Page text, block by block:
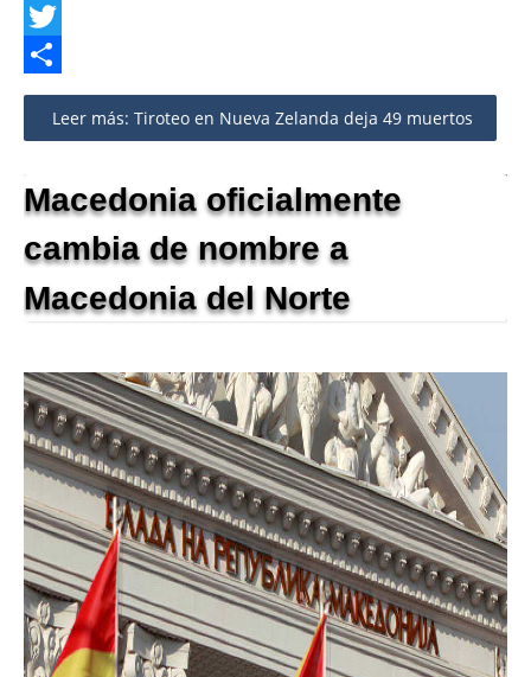
Facebook
Twitter
Share
Leer más: Tiroteo en Nueva Zelanda deja 49 muertos
Macedonia oficialmente
cambia de nombre a
Macedonia del Norte